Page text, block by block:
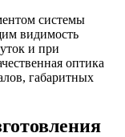
системы
видимость
и при
оптика
габаритных